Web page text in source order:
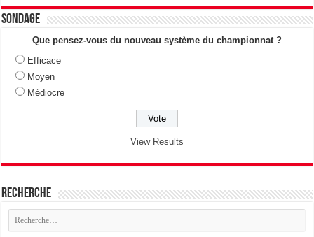
Sondage
Que pensez-vous du nouveau système du championnat ?
Efficace
Moyen
Médiocre
View Results
Recherche